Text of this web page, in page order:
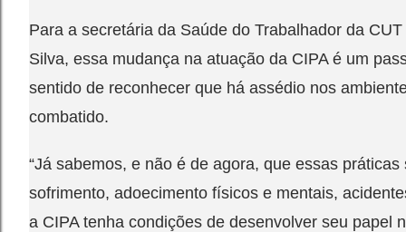
Para a secretária da Saúde do Trabalhador da
Silva, essa mudança na atuação da CIPA é um
sentido de reconhecer que há assédio nos
combatido.
“Já sabemos, e não é de agora, que essas
sofrimento, adoecimento físicos e mentais,
a CIPA tenha condições de desenvolver seu papel